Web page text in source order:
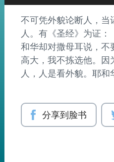
不可凭外貌论断人，当
人。有《圣经》为证：
和华却对撒母耳说，
高大，我不拣选他。
人，人是看外貌。耶和
分享到脸书